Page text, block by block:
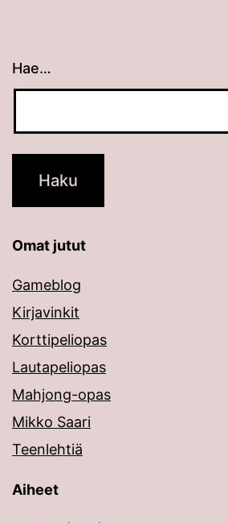
Hae…
Kun tuloksia tulee, voit selata
Omat jutut
Gameblog
Kirjavinkit
Korttipeliopas
Lautapeliopas
Mahjong-opas
Mikko Saari
Teenlehtiä
Aiheet